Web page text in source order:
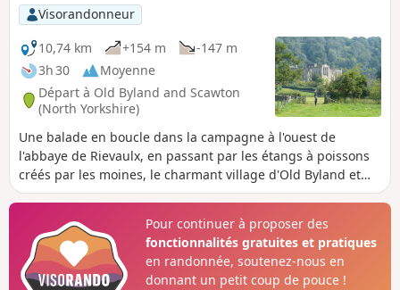
Visorandonneur
10,74 km
+154 m
-147 m
3h 30
Moyenne
Départ à Old Byland and Scawton
(North Yorkshire)
Une balade en boucle dans la campagne à l'ouest de
l'abbaye de Rievaulx, en passant par les étangs à poissons
créés par les moines, le charmant village d'Old Byland et
son église ancienne, puis Caydale Mill et la vallée qui
l'abbaye de Rievaulx.
Pour continuer à proposer des
fonctionnalités gratuites et pratiques
en randonnée, soutenez-nous en
donnant un petit coup de pouce !